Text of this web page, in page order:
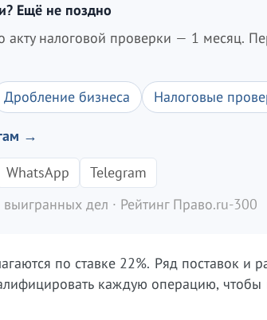
Ещё не поздно
акту налоговой проверки — 1 месяц.
Дробление бизнеса Налоговые
→
WhatsApp
Telegram
выигранных дел · Рейтинг Право.ru-300
по ставке 22%. Ряд поставок и
каждую операцию, чтобы